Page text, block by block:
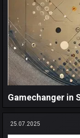
Gamechanger in
25.07.2025